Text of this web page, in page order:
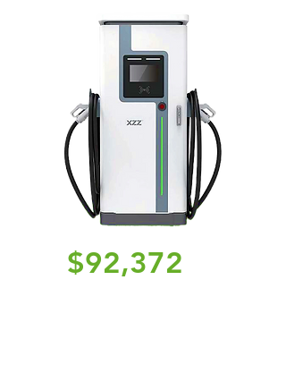
$92,372